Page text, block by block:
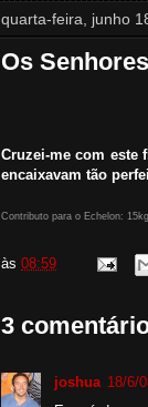
quarta-feira, junho
Os
Cruzei-me com este
encaixavam tão
Contributo para o Echelon:
às 08:59
3
joshua 18/6/